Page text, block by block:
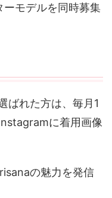
モデルを同時募集
ばれた方は、毎月1
に着用画像
の魅力を発信